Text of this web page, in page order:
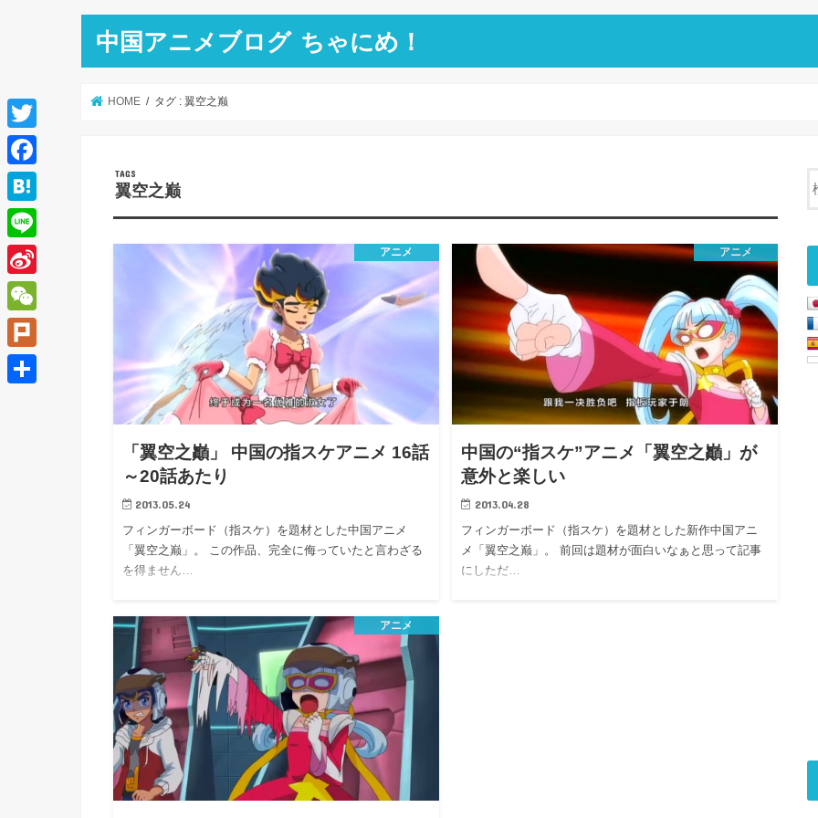
中国アニメブログ ちゃにめ！
HOME タグ : 翼空之巅
翼空之巅
アニメ
「翼空之巓」 中国の指スケアニメ 16話
～20話あたり
2013.05.24
フィンガーボード（指スケ）を題材とした中国アニメ
「翼空之巅」。 この作品、完全に侮っていたと言わざる
を得ません…
アニメ
中国の“指スケ”アニメ「翼空之巓」が
意外と楽しい
2013.04.28
フィンガーボード（指スケ）を題材とした新作中国アニ
メ「翼空之巅」。 前回は題材が面白いなぁと思って記事
にしただ…
アニメ
T
w
i
t
e
r
F
a
c
e
b
o
o
k
H
a
t
e
a
L
i
n
e
S
i
n
a
W
e
C
P